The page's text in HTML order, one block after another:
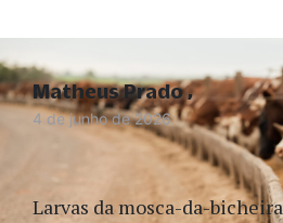
4 de junho de 2026
Larvas da mosca-da-
Matheus Prado